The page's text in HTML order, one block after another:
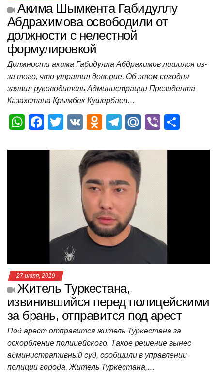
Акима Шымкента Габидуллу
Абдрахимова освободили от
должности с нелестной
формулировкой
Должности акима Габидулла Абдрахимов лишился из-
за того, что утратил доверие. Об этом сегодня
заявил руководитель Администрации Президента
Казахстана Крымбек Кушербаев…
W
at
F
c
T
tt
V
O
n
o
kl
a
ss
ni
ki
T
e
gr
a
m
M
.R
u
Vi
er п
27 июля, 2019
Житель Туркестана,
извинившийся перед полицейскими
за брань, отправится под арест
Под арест отправится житель Туркестана за
оскорбление полицейского. Такое решение вынес
административный суд, сообщили в управлении
полиции города. Житель Туркестана,…